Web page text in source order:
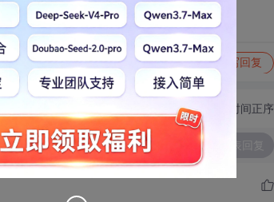
举报 写回复
切换为时间正序